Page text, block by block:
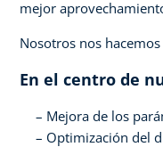
mejor
Nosotros nos hacemos
En el centro de
Mejora de los
Optimización del